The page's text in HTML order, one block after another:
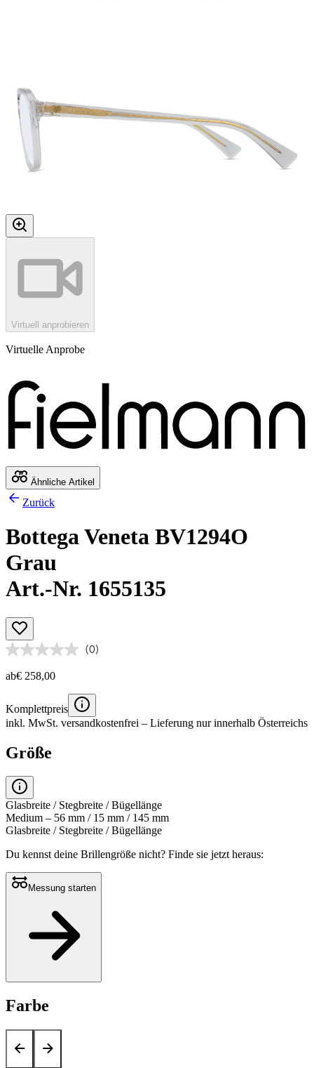
Virtuell anprobieren
Virtuelle Anprobe
Ähnliche Artikel
Zurück
Bottega Veneta BV1294O
Grau
Art.-Nr. 1655135
(0)
ab€ 258,00
Komplettpreis
inkl. MwSt. versandkostenfrei – Lieferung nur innerhalb Österreichs
Größe
Glasbreite / Stegbreite / Bügellänge
Medium – 56 mm / 15 mm / 145 mm
Glasbreite / Stegbreite / Bügellänge
Du kennst deine Brillengröße nicht? Finde sie jetzt heraus:
Messung starten
Farbe